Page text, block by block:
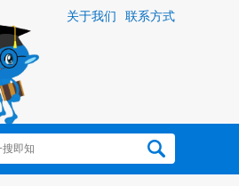
关于我们 联系方式